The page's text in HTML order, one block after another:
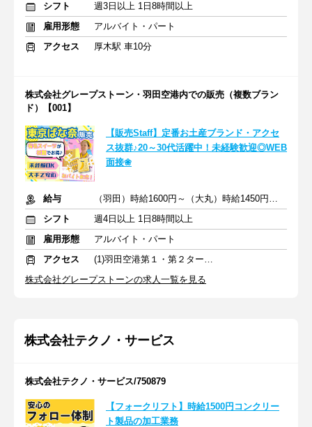
シフト
週3日以上 1日8時間以上
雇用形態
アルバイト・パート
アクセス
厚木駅 車10分
株式会社グレープストーン・羽田空港内での販売（複数ブラン
ド）【001】
【販売Staff】定番お土産ブランド・アクセ
ス抜群♪20～30代活躍中！未経験歓迎◎WEB
面接❀
給与
（羽田）時給1600円～（大丸）時給1450円～ + 交通費
シフト
週4日以上 1日8時間以上
雇用形態
アルバイト・パート
アクセス
(1)羽田空港第１・第２ターミナル(京急)駅 (2)東京駅
株式会社グレープストーンの求人一覧を見る
株式会社テクノ・サービス
株式会社テクノ・サービス/750879
【フォークリフト】時給1500円コンクリー
ト製品の加工業務